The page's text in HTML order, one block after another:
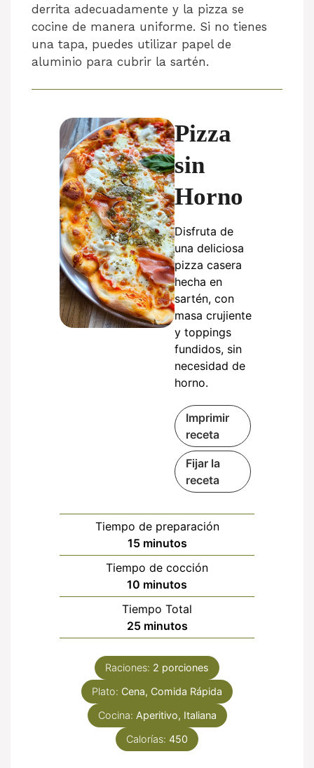
derrita adecuadamente y la pizza se
cocine de manera uniforme. Si no tienes
una tapa, puedes utilizar papel de
aluminio para cubrir la sartén.
Pizza
sin
Horno
Disfruta de
una deliciosa
pizza casera
hecha en
sartén, con
masa crujiente
y toppings
fundidos, sin
necesidad de
horno.
Imprimir
receta
Fijar la
receta
Tiempo de preparación
15minutos
minutos
Tiempo de cocción
10 minutos
minutos
Tiempo Total
25minutos
minutos
Raciones: 2 porciones
Plato: Cena, Comida Rápida
Cocina: Aperitivo, Italiana
Calorías: 450